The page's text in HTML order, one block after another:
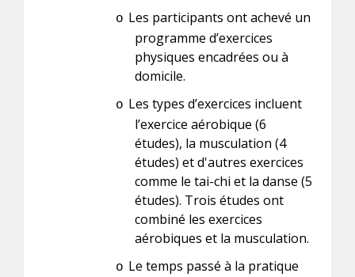
o Les participants ont achevé un
programme d’exercices
physiques encadrées ou à
domicile.
o Les types d’exercices incluent
l’exercice aérobique (6
études), la musculation (4
études) et d'autres exercices
comme le tai-chi et la danse (5
études). Trois études ont
combiné les exercices
aérobiques et la musculation.
o Le temps passé à la pratique